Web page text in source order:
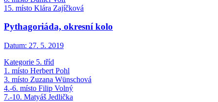
15. místo Klára Zajíčková
Pythagoriáda, okresní kolo
Datum: 27. 5. 2019
Ka­te­go­rie 5. tříd
1. mís­to Her­bert Po­hl
3. mís­to Zuza­na Wünscho­vá
4.-6. mís­to Fi­lip Vol­ný
7.-10. Ma­ty­áš Jed­lič­ka